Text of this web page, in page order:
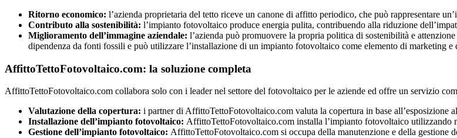
Ritorno economico: l’azienda proprietaria del tetto riceve un canone di affitto periodico, che può rappresentare
Contributo alla sostenibilità: l’impianto fotovoltaico produce energia pulita, contribuendo alla riduzione
Miglioramento dell’immagine aziendale: l’azienda può promuovere la propria politica di sostenibilità e
dipendenza da fonti fossili e può utilizzare l’installazione di un impianto fotovoltaico come elemento di marketing
AffittoTettoFotovoltaico.com: la soluzione completa
AffittoTettoFotovoltaico.com collabora solo con i leader nel settore del fotovoltaico per le aziende ed offre un servizio
Valutazione della copertura: i partner di AffittoTettoFotovoltaico.com valuta la copertura in base all’esposizione
Installazione dell’impianto fotovoltaico: AffittoTettoFotovoltaico.com installa l’impianto fotovoltaico utilizzando
Gestione dell’impianto fotovoltaico: AffittoTettoFotovoltaico.com si occupa della manutenzione e della gestione